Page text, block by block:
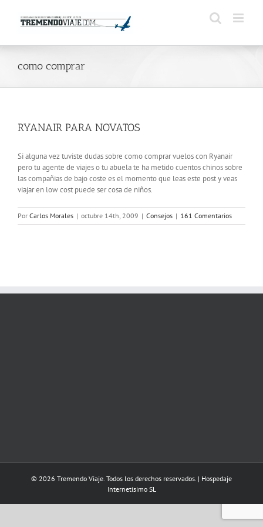
contenido
como comprar
RYANAIR PARA NOVATOS
Si alguna vez tuviste dudas sobre como comprar vuelos con Ryanair
pero tu agente de viajes o tu abuela te ha metido cuentos chinos sobre
las compañias de bajo coste es el momento que leas este post y veas
viajar en low cost puede ser cosa de niños.
Por Carlos Morales | octubre 14th, 2009 | Consejos | 161 Comentarios
© 2026 Tremendo Viaje. Todos los derechos reservados. | Hospedaje
Internetisimo SL